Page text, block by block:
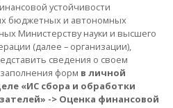
устойчивости
бюджетных и автономных
Министерству науки и высшего
(далее – организации),
сведения о своем
форм в личной
«ИС сбора и обработки
-> Оценка финансовой